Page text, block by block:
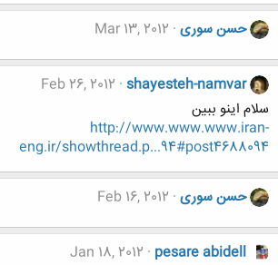
حسن سوری Mar 13, 2012
shayesteh-namvar
Feb 26, 2012
سلام اینو ببین
http://www.www.www.iran-
eng.ir/showthread.p...94#post4688094
حسن سوری Feb 16, 2012
pesare abidell
Jan 18, 2012